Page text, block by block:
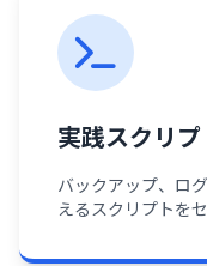
実践スクリ
バックアップ、ロ
えるスクリプトを